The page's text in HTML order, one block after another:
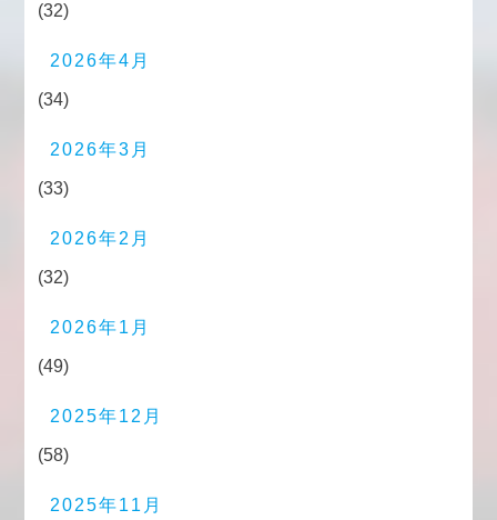
(32)
2026年4月
(34)
2026年3月
(33)
2026年2月
(32)
2026年1月
(49)
2025年12月
(58)
2025年11月